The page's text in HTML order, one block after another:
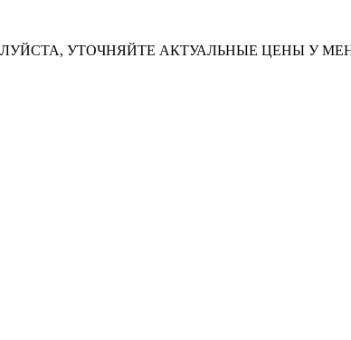
УТОЧНЯЙТЕ АКТУАЛЬНЫЕ ЦЕНЫ У